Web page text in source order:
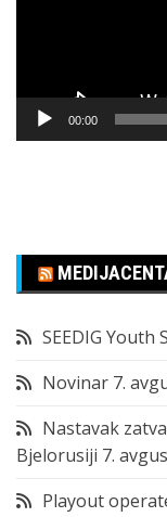
00:00
SEEDIG Youth
Novinar 7.
Nastavak
Bjelorusiji 7.
Playout